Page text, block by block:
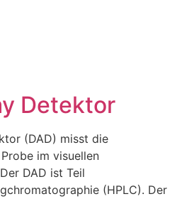
Detektor
(DAD) misst die
im visuellen
DAD ist Teil
(HPLC). Der